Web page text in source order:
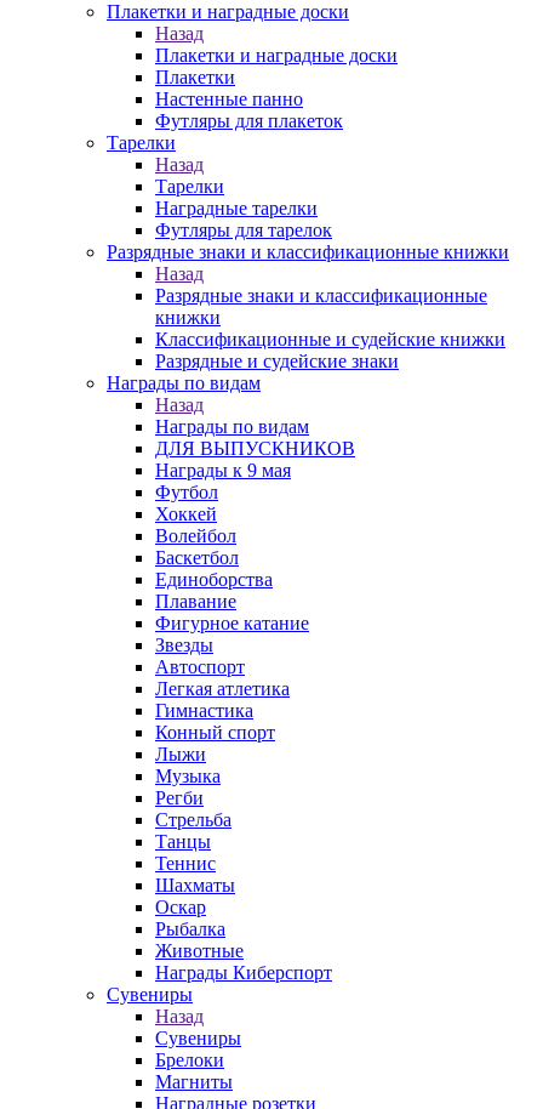
Плакетки и наградные доски
Назад
Плакетки и наградные доски
Плакетки
Настенные панно
Футляры для плакеток
Тарелки
Назад
Тарелки
Наградные тарелки
Футляры для тарелок
Разрядные знаки и классификационные книжки
Назад
Разрядные знаки и классификационные
книжки
Классификационные и судейские книжки
Разрядные и судейские знаки
Награды по видам
Назад
Награды по видам
ДЛЯ ВЫПУСКНИКОВ
Награды к 9 мая
Футбол
Хоккей
Волейбол
Баскетбол
Единоборства
Плавание
Фигурное катание
Звезды
Автоспорт
Легкая атлетика
Гимнастика
Конный спорт
Лыжи
Музыка
Регби
Стрельба
Танцы
Теннис
Шахматы
Оскар
Рыбалка
Животные
Награды Киберспорт
Сувениры
Назад
Сувениры
Брелоки
Магниты
Наградные розетки